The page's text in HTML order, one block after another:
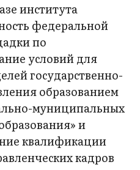
института
федеральной
по
условий для
государственно-
образованием
муниципальных
и
квалификации
кадров